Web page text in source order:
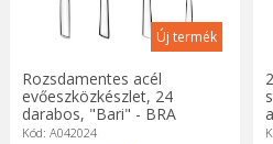
Új termék
Rozsdamentes acél
evőeszközkészlet, 24
darabos, "Bari" - BRA
Kód: A042024